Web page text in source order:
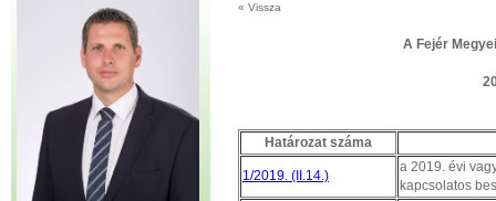
« Vissza
A Fejér
Határozat száma
1/2019. (II.14.)
a 2019. évi
kapcsolatos